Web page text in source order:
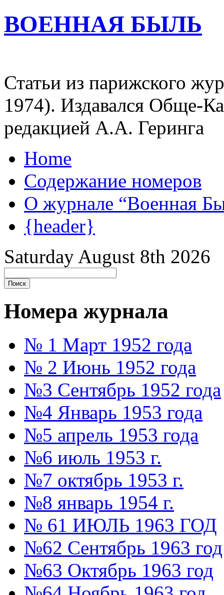
ВОЕННАЯ БЫЛЬ
Статьи из парижского
1974). Издавался Обще-
редакцией А.А. Геринга
Home
Содержание номеров
О журнале “Военная
{header}
Saturday August 8th 2026
Номера журнала
№ 1 Март 1952 года
№ 2 Июнь 1952 года
№3 Сентябрь 1952 года
№4 Январь 1953 года
№5 апрель 1953 года
№6 июль 1953 г.
№7 октябрь 1953 г.
№8 январь 1954 г.
№ 61 ИЮЛЬ 1963 ГОД
№62 Сентябрь 1963 год
№63 Октябрь 1963 год